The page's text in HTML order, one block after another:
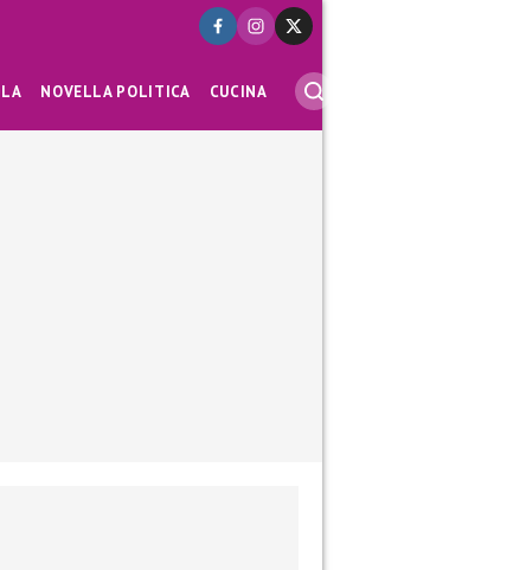
NOVELLA POLITICA CUCINA